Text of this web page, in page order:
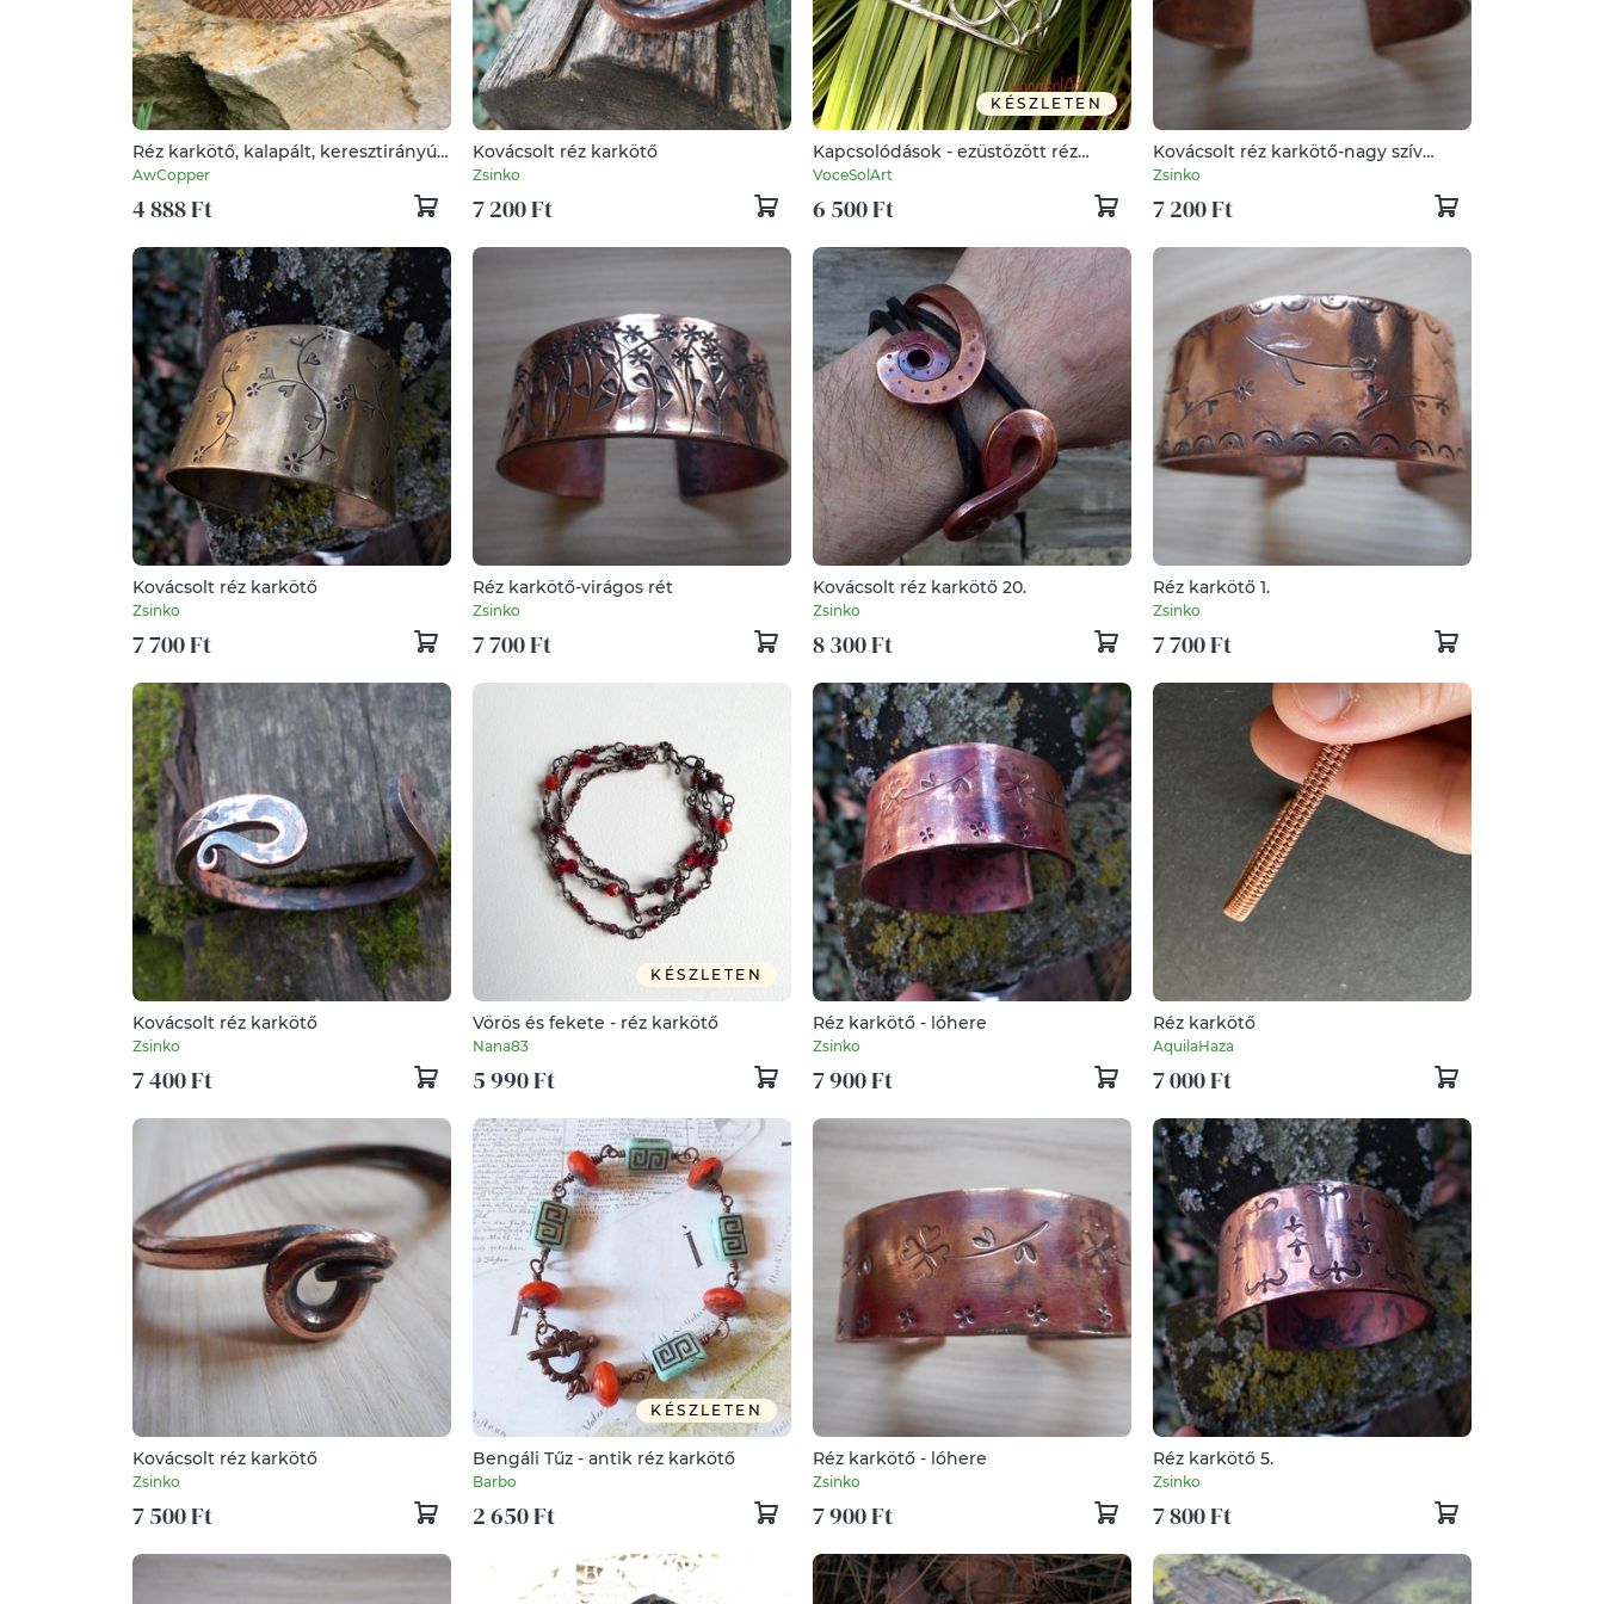
Réz karkötő, kalapált, keresztirányú
hálós mintával – 13-15 mm – kézzel
készített - vörösréz
AwCopper
4 888 Ft
Kovácsolt réz karkötő
Zsinko
7 200 Ft
KÉSZLETEN
Kapcsolódások - ezüstözött réz
karkötő
VoceSolArt
6 500 Ft
Kovácsolt réz karkötő-nagy szív
mintával
Zsinko
7 200 Ft
Kovácsolt réz karkötő
Zsinko
7 700 Ft
Réz karkötő-virágos rét
Zsinko
7 700 Ft
Kovácsolt réz karkötő 20.
Zsinko
8 300 Ft
Réz karkötő 1.
Zsinko
7 700 Ft
Kovácsolt réz karkötő
Zsinko
7 400 Ft
KÉSZLETEN
Vörös és fekete - réz karkötő
Nana83
5 990 Ft
Réz karkötő - lóhere
Zsinko
7 900 Ft
Réz karkötő
AquilaHaza
7 000 Ft
Kovácsolt réz karkötő
Zsinko
7 500 Ft
KÉSZLETEN
Bengáli Tűz - antik réz karkötő
Barbo
2 650 Ft
Réz karkötő - lóhere
Zsinko
7 900 Ft
Réz karkötő 5.
Zsinko
7 800 Ft